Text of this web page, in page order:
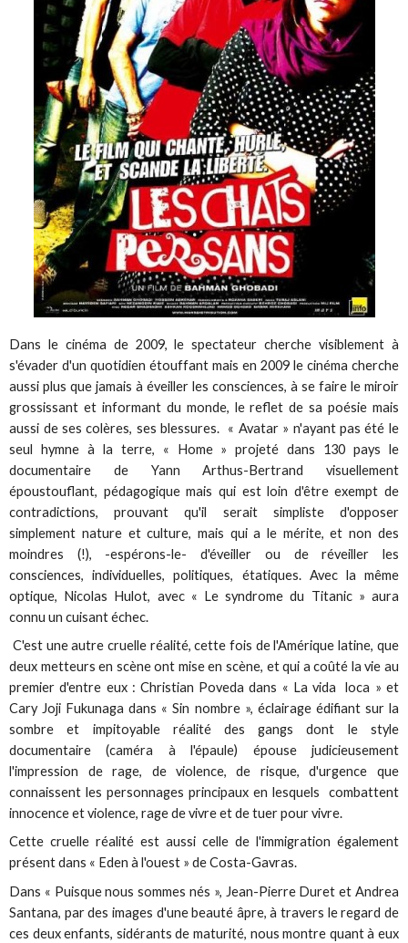
Dans le cinéma de 2009, le spectateur cherche visiblement à
s'évader d'un quotidien étouffant mais en 2009 le cinéma cherche
aussi plus que jamais à éveiller les consciences, à se faire le miroir
grossissant et informant du monde, le reflet de sa poésie mais
aussi de ses colères, ses blessures. « Avatar » n'ayant pas été le
seul hymne à la terre, « Home » projeté dans 130 pays le
documentaire de Yann Arthus-Bertrand visuellement
époustouflant, pédagogique mais qui est loin d'être exempt de
contradictions, prouvant qu'il serait simpliste d'opposer
simplement nature et culture, mais qui a le mérite, et non des
moindres (!), -espérons-le- d'éveiller ou de réveiller les
consciences, individuelles, politiques, étatiques. Avec la même
optique, Nicolas Hulot, avec « Le syndrome du Titanic » aura
connu un cuisant échec.
C'est une autre cruelle réalité, cette fois de l'Amérique latine, que
deux metteurs en scène ont mise en scène, et qui a coûté la vie au
premier d'entre eux : Christian Poveda dans « La vida loca » et
Cary Joji Fukunaga dans « Sin nombre », éclairage édifiant sur la
sombre et impitoyable réalité des gangs dont le style
documentaire (caméra à l'épaule) épouse judicieusement
l'impression de rage, de violence, de risque, d'urgence que
connaissent les personnages principaux en lesquels combattent
innocence et violence, rage de vivre et de tuer pour vivre.
Cette cruelle réalité est aussi celle de l'immigration également
présent dans « Eden à l'ouest » de Costa-Gavras.
Dans « Puisque nous sommes nés », Jean-Pierre Duret et Andrea
Santana, par des images d'une beauté âpre, à travers le regard de
ces deux enfants, sidérants de maturité, nous montre quant à eux